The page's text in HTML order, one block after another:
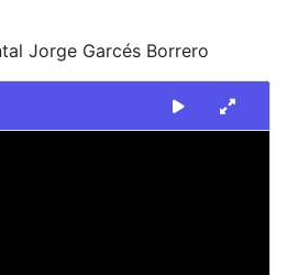
Jorge Garcés Borrero